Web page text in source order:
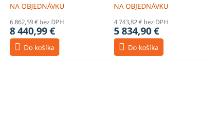
NA OBJEDNÁVKU
6 862,59 € bez DPH
8 440,99 €
Do košíka
NA OBJEDNÁVKU
4 743,82 € bez DPH
5 834,90 €
Do košíka